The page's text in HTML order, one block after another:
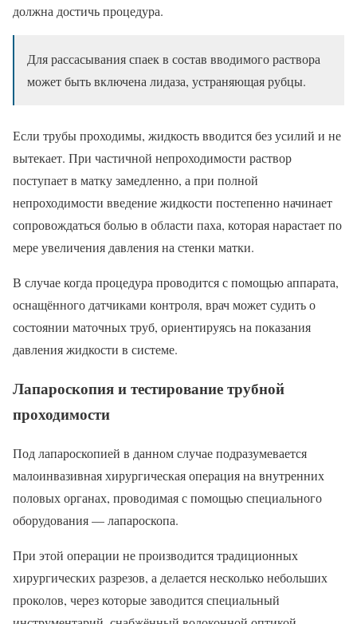
должна достичь процедура.
Для рассасывания спаек в состав вводимого раствора
может быть включена лидаза, устраняющая рубцы.
Если трубы проходимы, жидкость вводится без усилий и не
вытекает. При частичной непроходимости раствор
поступает в матку замедленно, а при полной
непроходимости введение жидкости постепенно начинает
сопровождаться болью в области паха, которая нарастает по
мере увеличения давления на стенки матки.
В случае когда процедура проводится с помощью аппарата,
оснащённого датчиками контроля, врач может судить о
состоянии маточных труб, ориентируясь на показания
давления жидкости в системе.
Лапароскопия и тестирование трубной
проходимости
Под лапароскопией в данном случае подразумевается
малоинвазивная хирургическая операция на внутренних
половых органах, проводимая с помощью специального
оборудования — лапароскопа.
При этой операции не производится традиционных
хирургических разрезов, а делается несколько небольших
проколов, через которые заводится специальный